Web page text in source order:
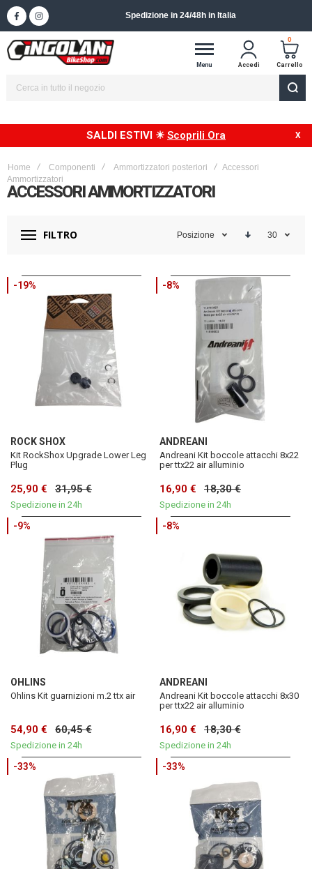
Spedizione in 24/48h in Italia
Menu Accedi
0
Carrello
SALDI ESTIVI ☀ Scoprili Ora
Home Componenti Ammortizzatori posteriori
Accessori
Ammortizzatori
ACCESSORI AMMORTIZZATORI
FILTRO Posizione 30
-19%
ROCK SHOX
Kit RockShox Upgrade Lower Leg
Plug
25,90 € 31,95 €
Spedizione in 24h
-8%
ANDREANI
Andreani Kit boccole attacchi 8x22
per ttx22 air alluminio
16,90 € 18,30 €
Spedizione in 24h
-9%
OHLINS
Ohlins Kit guarnizioni m.2 ttx air
54,90 € 60,45 €
Spedizione in 24h
-8%
ANDREANI
Andreani Kit boccole attacchi 8x30
per ttx22 air alluminio
16,90 € 18,30 €
Spedizione in 24h
-33% -33%